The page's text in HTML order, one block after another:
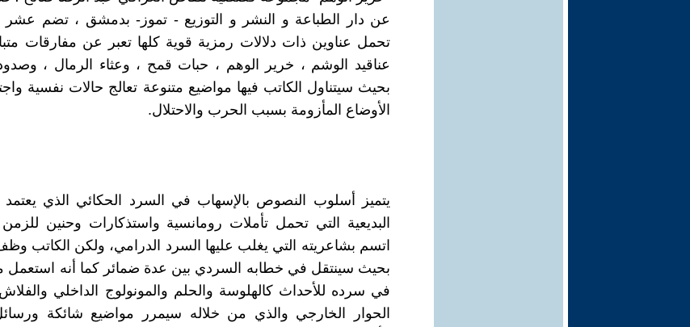
عن دار الطباعة و النشر و التوزيع - تموز- بدمشق ، تضم
تحمل عناوين ذات دلالات رمزية قوية كلها تعبر عن مفارقات
عناقيد الوشم ، خرير الوهم ، حبات قمح ، وعثاء الرمال ،
بحيث سيتناول الكاتب فيها مواضيع متنوعة تعالج حالات نفسية
الأوضاع المأزومة بسبب الحرب والاحتلال.
يتميز أسلوب النصوص بالإسهاب في السرد الحكائي الذي
البديعية التي تحمل تأملات رومانسية واستذكارات وحنين للزمن
اتسم بشاعريته التي يغلب عليها السرد الدرامي، ولكن الكاتب
بحيث سينتقل في خطابه السردي بين عدة ضمائر كما أنه استعمل
في سرده للأحداث كالهلوسة والحلم والمونولوج الداخلي
الحوار الخارجي والذي من خلاله سيمرر مواضيع شائكة